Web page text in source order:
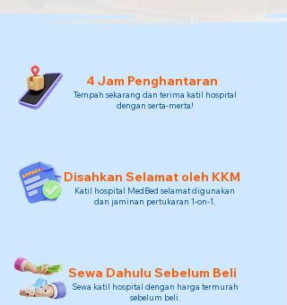
4 Jam Penghantaran
Tempah sekarang dan terima katil hospital
dengan serta-merta!
Disahkan Selamat oleh KKM
Katil hospital MedBed selamat digunakan
dan jaminan pertukaran 1-on-1.
Sewa Dahulu Sebelum Beli
Sewa katil hospital dengan harga termurah
sebelum beli.